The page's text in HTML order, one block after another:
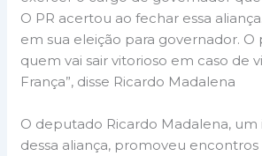
O PR acertou ao fechar essa
em sua eleição para governador. O
quem vai sair vitorioso em caso de
França”, disse Ricardo Madalena
O deputado Ricardo Madalena,
dessa aliança, promoveu encontros